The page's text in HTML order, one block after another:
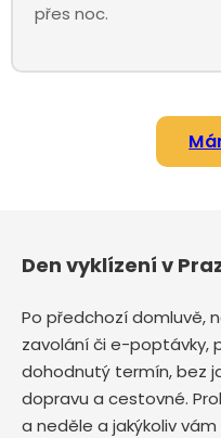
přes noc.
Den vyklízení v
Po předchozí domluvě,
zavolání či e-poptávky,
dohodnutý termín, bez
dopravu a cestovné.
a neděle a jakýkoliv